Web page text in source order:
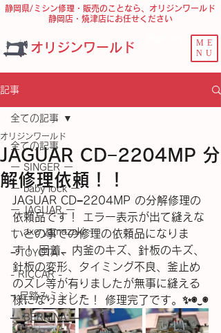
オリジンワールド
ME
NU
静岡県/ミシン修理・販売のことなら、オリジンワールド
静岡店・焼津店にお任せください
記事
全ての記事
ー SINGER ー
ー baby lock ー
ー JAGUAR ー
ー axe yamazaki ー
− TOYOTA −
- RICCAR -
− 足踏みミシン −
― BERNINA ―
全ての記事
JAGUAR CD−2204MP 分
解修理依頼！！
オリジンワールド
JAGUAR CD−2204MP の分解修理の
依頼品です！ エラー表示が出て縫えな
いとの事での修理の依頼品になりま
す！ 固着、内釜のキズ、針板のキズ、
針板の変形、タイミング不良、釜止め
のズレ等が有りましたが無事に縫える
様になりました！ 修理完了です。✨◉⁠‿⁠◉